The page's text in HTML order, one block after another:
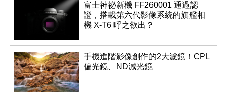
富士神祕新機 FF260001 通過認
證，搭載第六代影像系統的旗艦相
機 X-T6 呼之欲出？
手機進階影像創作的2大濾鏡！CPL
偏光鏡、ND減光鏡